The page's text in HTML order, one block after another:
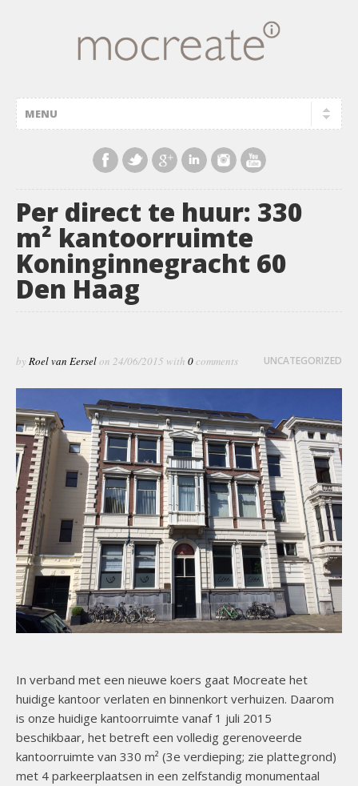
Per direct te huur: 330
m² kantoorruimte
Koninginnegracht 60
Den Haag
byRoel van Eerselon 24/06/2015 with 0comments UNCATEGORIZED
In verband met een nieuwe koers gaat Mocreate het
huidige kantoor verlaten en binnenkort verhuizen. Daarom
is onze huidige kantoorruimte vanaf 1 juli 2015
beschikbaar, het betreft een volledig gerenoveerde
kantoorruimte van 330 m² (3e verdieping; zie plattegrond)
met 4 parkeerplaatsen in een zelfstandig monumentaal